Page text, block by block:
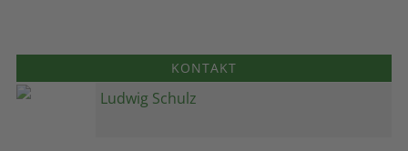
KONTAKT
Ludwig Schulz